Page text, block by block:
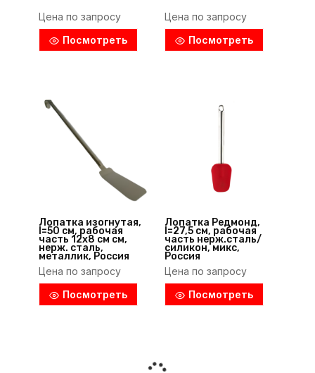
Цена по запросу
Посмотреть
Цена по запросу
Посмотреть
Лопатка изогнутая,
l=50 см, рабочая
часть 12х8 см см,
нерж. сталь,
металлик, Россия
Цена по запросу
Посмотреть
Лопатка Редмонд,
l=27,5 см, рабочая
часть нерж.сталь/
силикон, микс,
Россия
Цена по запросу
Посмотреть